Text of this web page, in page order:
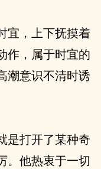
宜，上下抚摸着
作，属于时宜的
潮意识不清时诱
是打开了某种奇
。他热衷于一切